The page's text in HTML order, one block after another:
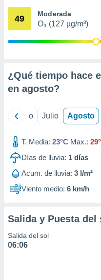
mediante
publicidad
1199
49 Moderada
O₃ (127 µg/m³)
¿Qué tiempo hace
en agosto?
Junio Julio Agosto
T. Media: 23°C Max.:
Días de lluvia: 1 días
Acum. de lluvia: 3 l/m²
Viento medio: 6 km/h
Salida y Puesta del
Salida del sol
06:06